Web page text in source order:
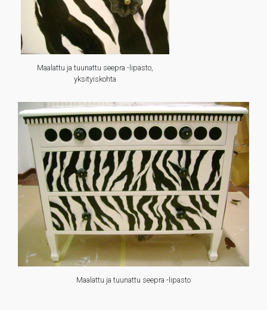
Maalattu ja tuunattu seepra -lipasto,
yksityiskohta
Maalattu ja tuunattu seepra -lipasto